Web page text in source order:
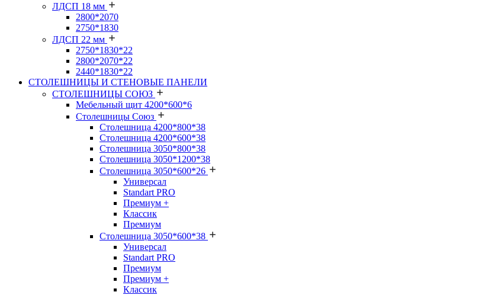
ЛДСП 18 мм
2800*2070
2750*1830
ЛДСП 22 мм
2750*1830*22
2800*2070*22
2440*1830*22
СТОЛЕШНИЦЫ И СТЕНОВЫЕ ПАНЕЛИ
СТОЛЕШНИЦЫ СОЮЗ
Мебельный щит 4200*600*6
Столешницы Союз
Столешница 4200*800*38
Столешница 4200*600*38
Столешница 3050*800*38
Столешница 3050*1200*38
Столешница 3050*600*26
Универсал
Standart PRO
Премиум +
Классик
Премиум
Столешница 3050*600*38
Универсал
Standart PRO
Премиум
Премиум +
Классик